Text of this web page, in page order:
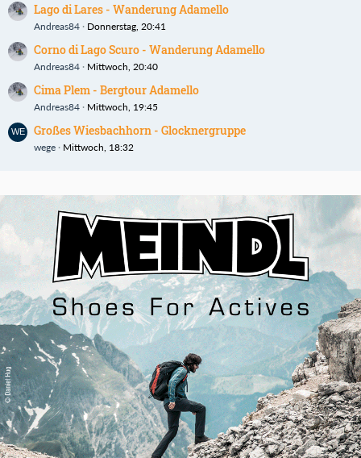
Lago di Lares - Wanderung Adamello
Andreas84 Donnerstag, 20:41
Corno di Lago Scuro - Wanderung Adamello
Andreas84 Mittwoch, 20:40
Cima Plem - Bergtour Adamello
Andreas84 Mittwoch, 19:45
Großes Wiesbachhorn - Glocknergruppe
wege Mittwoch, 18:32